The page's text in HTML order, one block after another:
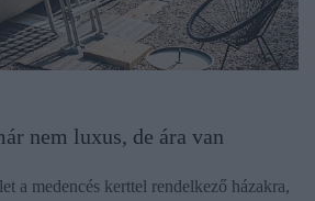
nem luxus, de ára van
a medencés kerttel rendelkező házakra,